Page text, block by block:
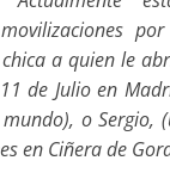
a quien le
de Julio en
o Sergio,
en Ciñera de